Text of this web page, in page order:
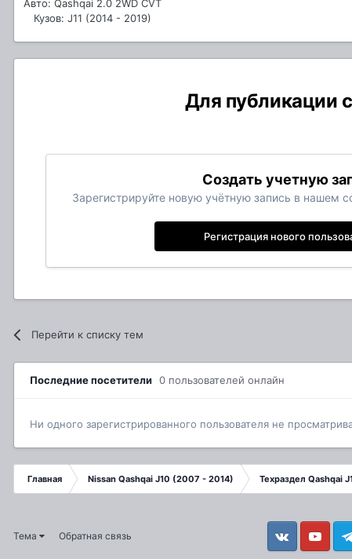
Авто: Qashqai 2.0 2WD CVT
Кузов: J11 (2014 - 2019)
Для публикации
Создать учетную
Зарегистрируйте новую учётную запись в нашем
Регистрация нового
Перейти к списку тем
Последние посетители 0 пользователей онлайн
Ни одного зарегистрированного пользователя не
Главная Nissan Qashqai J10 (2007 - 2014) Техраздел Qashqai
Тема Обратная связь
VkontakteYouTube